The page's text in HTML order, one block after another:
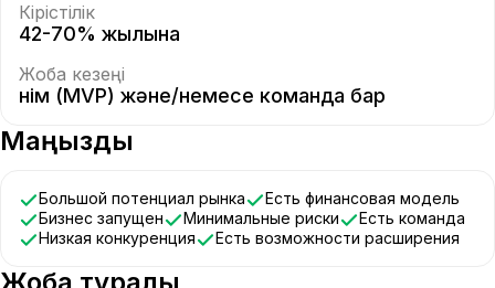
Кірістілік
42-70% жылына
Жоба кезеңі
Өнім (MVP) және/немесе команда бар
Маңызды
Большой потенциал рынка
Есть финансовая модель
Бизнес запущен
Минимальные риски
Есть команда
Низкая конкуренция
Есть возможности расширения